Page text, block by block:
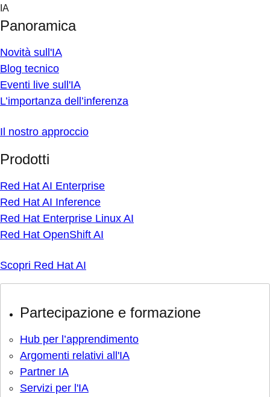
Skip
content
IA
Panoramica
Novità sull'IA
Blog tecnico
Eventi live sull'IA
L’importanza dell’inferenza
Il nostro approccio
Prodotti
Red Hat AI Enterprise
Red Hat AI Inference
Red Hat Enterprise Linux AI
Red Hat OpenShift AI
Scopri Red Hat AI
Partecipazione e formazione
Hub per l’apprendimento
Argomenti relativi all'IA
Partner IA
Servizi per l'IA